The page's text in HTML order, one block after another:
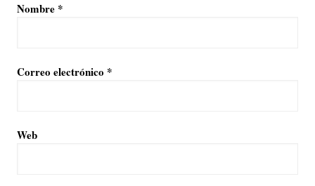
Nombre *
Correo electrónico *
Web